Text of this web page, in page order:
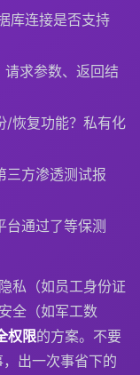
库连接是否支持
请求参数、返回结
/恢复功能？私有化
三方渗透测试报
台通过了等保测
私（如员工身份证
全（如军工数
权限的方案。不要
出一次事省下的